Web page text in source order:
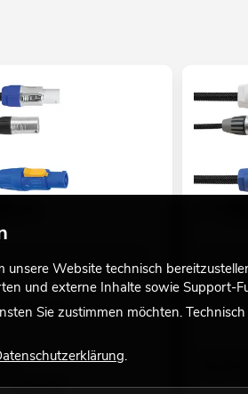
reicht ca. 12 Wo.
€
Pin XLR
No.
Bestand
Website technisch
und externe Inhalte sowie Support-
Sie zustimmen möchten.
.